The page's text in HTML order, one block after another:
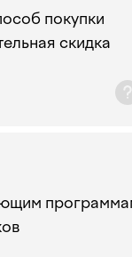
покупки
скидка